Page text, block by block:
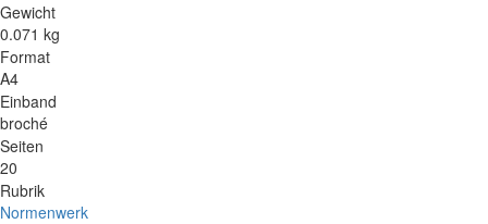
Gewicht
0.071 kg
Format
A4
Einband
broché
Seiten
20
Rubrik
Normenwerk